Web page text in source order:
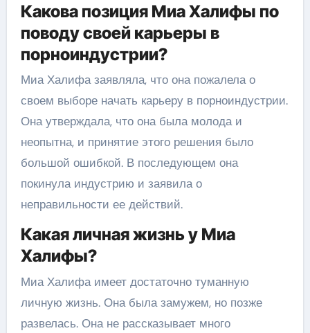
Какова позиция Миа Халифы по
поводу своей карьеры в
порноиндустрии?
Миа Халифа заявляла, что она пожалела о
своем выборе начать карьеру в порноиндустрии.
Она утверждала, что она была молода и
неопытна, и принятие этого решения было
большой ошибкой. В последующем она
покинула индустрию и заявила о
неправильности ее действий.
Какая личная жизнь у Миа
Халифы?
Миа Халифа имеет достаточно туманную
личную жизнь. Она была замужем, но позже
развелась. Она не рассказывает много